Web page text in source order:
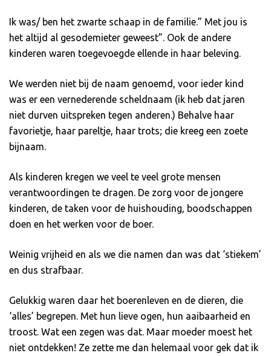
Ik was/ ben het zwarte schaap in de familie.” Met jou is
het altijd al gesodemieter geweest”. Ook de andere
kinderen waren toegevoegde ellende in haar beleving.
We werden niet bij de naam genoemd, voor ieder kind
was er een vernederende scheldnaam (ik heb dat jaren
niet durven uitspreken tegen anderen.) Behalve haar
favorietje, haar pareltje, haar trots; die kreeg een zoete
bijnaam.
Als kinderen kregen we veel te veel grote mensen
verantwoordingen te dragen. De zorg voor de jongere
kinderen, de taken voor de huishouding, boodschappen
doen en het werken voor de boer.
Weinig vrijheid en als we die namen dan was dat ‘stiekem’
en dus strafbaar.
Gelukkig waren daar het boerenleven en de dieren, die
‘alles’ begrepen. Met hun lieve ogen, hun aaibaarheid en
troost. Wat een zegen was dat. Maar moeder moest het
niet ontdekken! Ze zette me dan helemaal voor gek dat ik